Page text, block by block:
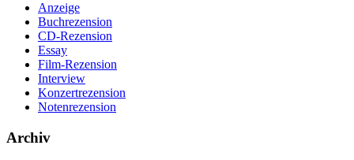
Anzeige
Buchrezension
CD-Rezension
Essay
Film-Rezension
Interview
Konzertrezension
Notenrezension
Archiv